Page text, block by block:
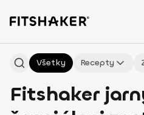
Všetky Recepty
Fitshaker